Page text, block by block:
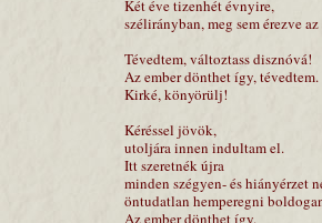
Két éve tizenhét évnyire,
szélirányban, meg sem érezve
Tévedtem, változtass disznóvá!
Az ember dönthet így, tévedtem.
Kirké, könyörülj!
Kéréssel jövök,
utoljára innen indultam el.
Itt szeretnék újra
minden szégyen- és hiányérzet
öntudatlan hemperegni
Az ember dönthet így.